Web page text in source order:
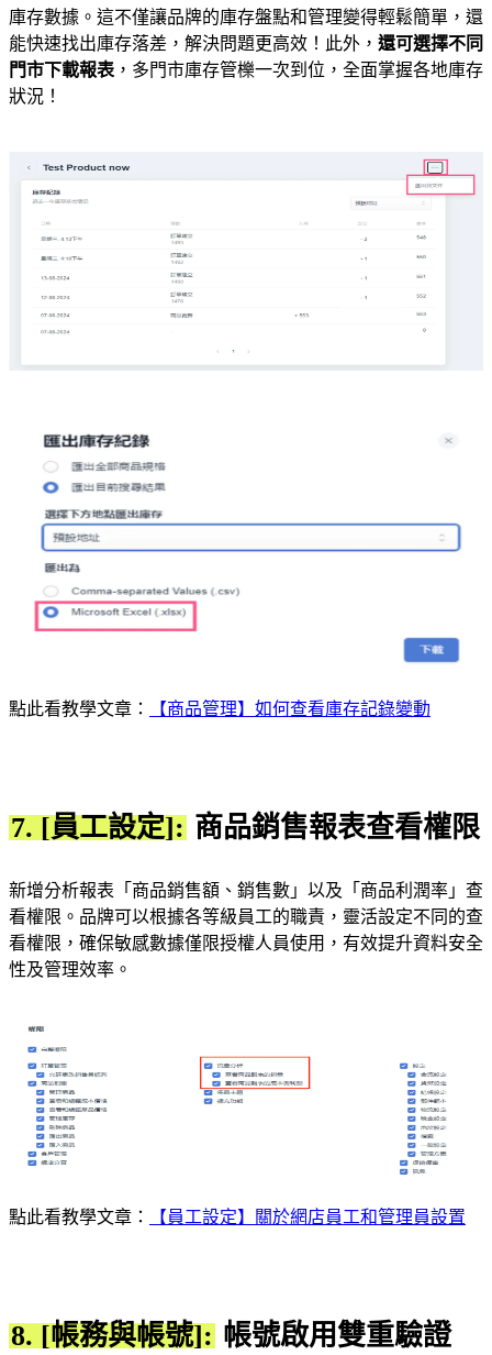
庫存數據。這不僅讓品牌的庫存盤點和管理變得輕鬆簡單，還
能快速找出庫存落差，解決問題更高效！此外， 還可選擇不同
門市下載報表 ，多門市庫存管櫟一次到位，全面掌握各地庫存
狀況！
點此看教學文章： 【商品管理】如何查看庫存記錄變動
7. [員工設定]: 商品銷售報表查看權限
新增分析報表「商品銷售額、銷售數」以及「商品利潤率」查
看權限。品牌可以根據各等級員工的職責，靈活設定不同的查
看權限，確保敏感數據僅限授權人員使用，有效提升資料安全
性及管理效率。
點此看教學文章： 【員工設定】關於網店員工和管理員設置
8. [帳務與帳號]: 帳號啟用雙重驗證